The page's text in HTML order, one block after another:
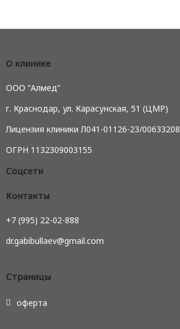
О клинике
ООО “Алмед”
г. Краснодар, ул. Карасунская, 51 (ЦМР)
Лицензия клиники Л041-01126-23/00633208
ОГРН 1132309003155
Соцсети
Контакты
+7 (995) 22-02-888
dr.gabibullaev@gmail.com
Страницы
оферта